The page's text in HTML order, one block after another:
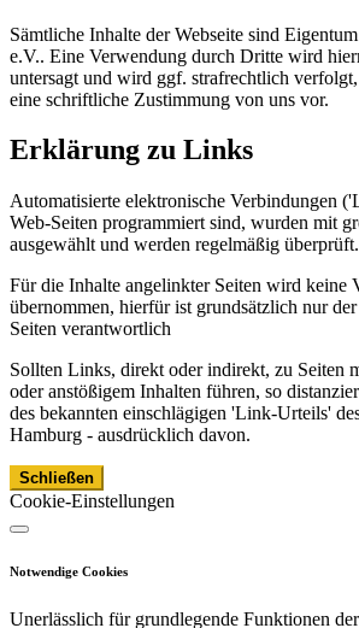
Sämtliche Inhalte der Webseite sind
e.V.. Eine Verwendung durch Dritte wird
untersagt und wird ggf. strafrechtlich verfolgt,
eine schriftliche Zustimmung von uns vor.
Erklärung zu Links
Automatisierte elektronische Verbindungen
Web-Seiten programmiert sind, wurden mit
ausgewählt und werden regelmäßig überprüft.
Für die Inhalte angelinkter Seiten wird keine
übernommen, hierfür ist grundsätzlich nur
Seiten verantwortlich
Sollten Links, direkt oder indirekt, zu Seiten
oder anstößigem Inhalten führen, so
des bekannten einschlägigen 'Link-Urteils'
Hamburg - ausdrücklich davon.
Schließen
Cookie-Einstellungen
Notwendige Cookies
Unerlässlich für grundlegende Funktionen